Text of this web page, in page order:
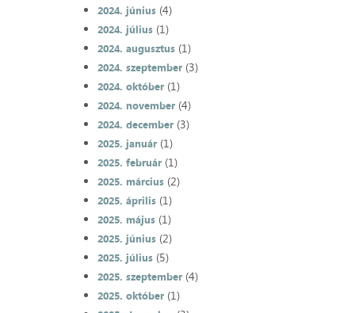
2024. június(4)
2024. július(1)
2024. augusztus(1)
2024. szeptember(3)
2024. október(1)
2024. november(4)
2024. december(3)
2025. január(1)
2025. február(1)
2025. március(2)
2025. április(1)
2025. május(1)
2025. június(2)
2025. július(5)
2025. szeptember(4)
2025. október(1)